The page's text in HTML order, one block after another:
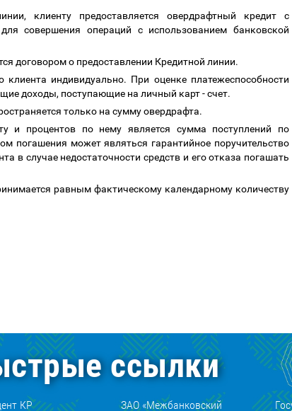
клиенту предоставляется овердрафтный кредит с
совершения операций с использованием банковской
договором о предоставлении Кредитной линии.
индивидуально. При оценке платежеспособности
доходы, поступающие на личный карт - счет.
только на сумму овердрафта.
и процентов по нему является сумма поступлений по
погашения может являться гарантийное поручительство
в случае недостаточности средств и его отказа погашать
равным фактическому календарному количеству
ссылки
КР ЗАО «Межбанковский